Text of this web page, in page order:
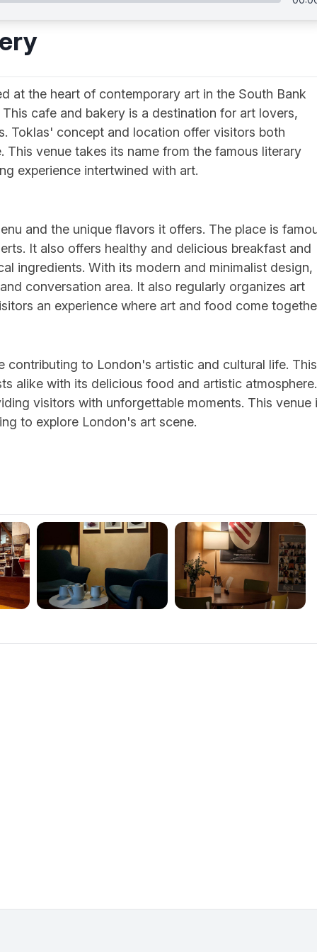
at the heart of contemporary art in the South Bank
cafe and bakery is a destination for art lovers,
Toklas' concept and location offer visitors both
venue takes its name from the famous literary
experience intertwined with art.
and the unique flavors it offers. The place is
It also offers healthy and delicious breakfast and
ingredients. With its modern and minimalist design,
conversation area. It also regularly organizes art
an experience where art and food come
contributing to London's artistic and cultural life. This
alike with its delicious food and artistic atmosphere.
visitors with unforgettable moments. This venue
to explore London's art scene.